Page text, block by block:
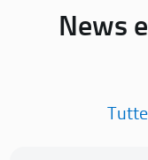
News